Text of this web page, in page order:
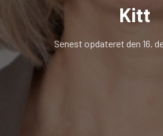
Kitt
Senest opdateret den 16.